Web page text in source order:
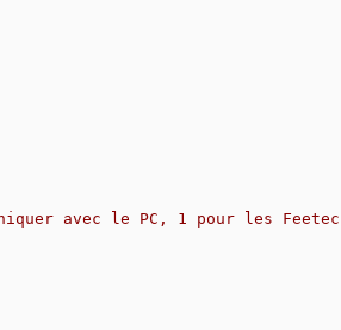
avec le PC, 1 pour les